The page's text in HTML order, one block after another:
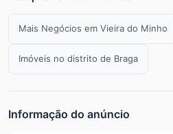
Mais Negócios em Vieira do Minho
Imóveis no distrito de Braga
Informação do anúncio